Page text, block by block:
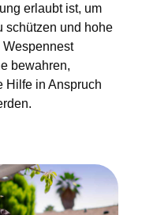
erlaubt ist, um
schützen und hohe
bewahren,
Hilfe in Anspruch